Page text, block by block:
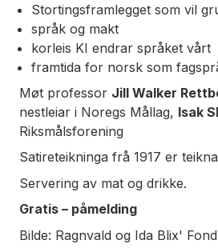
Stortingsframlegget som vil
språk og makt
korleis KI endrar språket vårt
framtida for norsk som
Møt professor Jill Walker
nestleiar i Noregs Mållag, Isak
Riksmålsforening
Satireteikninga frå 1917 er
Servering av mat og drikke.
Gratis – påmelding
Bilde: Ragnvald og Ida Blix'